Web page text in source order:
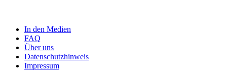
In den Medien
FAQ
Über uns
Datenschutzhinweis
Impressum